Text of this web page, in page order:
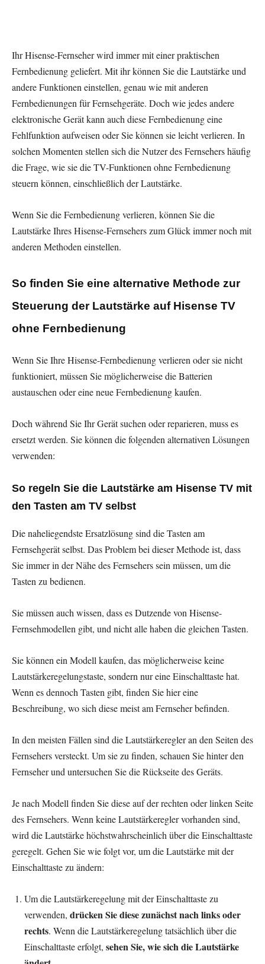
Ihr Hisense-Fernseher wird immer mit einer praktischen
Fernbedienung geliefert. Mit ihr können Sie die Lautstärke und
andere Funktionen einstellen, genau wie mit anderen
Fernbedienungen für Fernsehgeräte. Doch wie jedes andere
elektronische Gerät kann auch diese Fernbedienung eine
Fehlfunktion aufweisen oder Sie können sie leicht verlieren. In
solchen Momenten stellen sich die Nutzer des Fernsehers häufig
die Frage, wie sie die TV-Funktionen ohne Fernbedienung
steuern können, einschließlich der Lautstärke.
Wenn Sie die Fernbedienung verlieren, können Sie die
Lautstärke Ihres Hisense-Fernsehers zum Glück immer noch mit
anderen Methoden einstellen.
So finden Sie eine alternative Methode zur
Steuerung der Lautstärke auf Hisense TV
ohne Fernbedienung
Wenn Sie Ihre Hisense-Fernbedienung verlieren oder sie nicht
funktioniert, müssen Sie möglicherweise die Batterien
austauschen oder eine neue Fernbedienung kaufen.
Doch während Sie Ihr Gerät suchen oder reparieren, muss es
ersetzt werden. Sie können die folgenden alternativen Lösungen
verwenden:
So regeln Sie die Lautstärke am Hisense TV mit
den Tasten am TV selbst
Die naheliegendste Ersatzlösung sind die Tasten am
Fernsehgerät selbst. Das Problem bei dieser Methode ist, dass
Sie immer in der Nähe des Fernsehers sein müssen, um die
Tasten zu bedienen.
Sie müssen auch wissen, dass es Dutzende von Hisense-
Fernsehmodellen gibt, und nicht alle haben die gleichen Tasten.
Sie können ein Modell kaufen, das möglicherweise keine
Lautstärkeregelungstaste, sondern nur eine Einschalttaste hat.
Wenn es dennoch Tasten gibt, finden Sie hier eine
Beschreibung, wo sich diese meist am Fernseher befinden.
In den meisten Fällen sind die Lautstärkeregler an den Seiten des
Fernsehers versteckt. Um sie zu finden, schauen Sie hinter den
Fernseher und untersuchen Sie die Rückseite des Geräts.
Je nach Modell finden Sie diese auf der rechten oder linken Seite
des Fernsehers. Wenn keine Lautstärkeregler vorhanden sind,
wird die Lautstärke höchstwahrscheinlich über die Einschalttaste
geregelt. Gehen Sie wie folgt vor, um die Lautstärke mit der
Einschalttaste zu ändern:
Um die Lautstärkeregelung mit der Einschalttaste zu
verwenden, drücken Sie diese zunächst nach links oder
rechts. Wenn die Lautstärkeregelung tatsächlich über die
Einschalttaste erfolgt, sehen Sie, wie sich die Lautstärke